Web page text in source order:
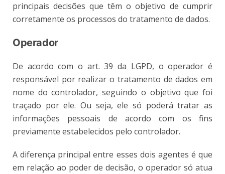
principais decisões que têm o objetivo de cumprir
corretamente os processos do tratamento de dados.
Operador
De acordo com o art. 39 da LGPD, o operador é
responsável por realizar o tratamento de dados em
nome do controlador, seguindo o objetivo que foi
traçado por ele. Ou seja, ele só poderá tratar as
informações pessoais de acordo com os fins
previamente estabelecidos pelo controlador.
A diferença principal entre esses dois agentes é que
em relação ao poder de decisão, o operador só atua